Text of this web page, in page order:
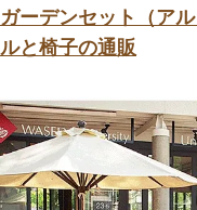
ガーデンセット（ア
ルと椅子の通販